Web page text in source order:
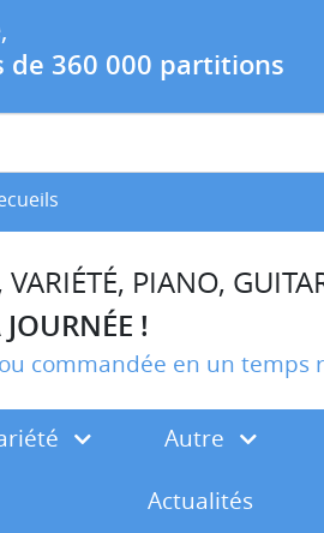
de 360 000 partitions
PIANO,
!
commandée en un temps
Autre
Actualités